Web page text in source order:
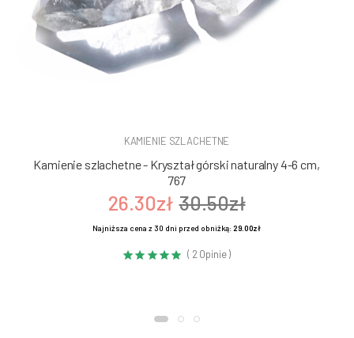
KAMIENIE SZLACHETNE
Kamienie szlachetne - Kryształ górski naturalny 4-6 cm,
767
26.30zł 30.50zł
Najniższa cena z 30 dni przed obniżką:29.00zł
( 2 Opinie )